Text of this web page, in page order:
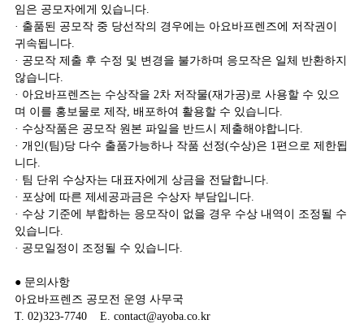
임은 공모자에게 있습니다.
· 출품된 공모작 중 당선작의 경우에는 아요바프렌즈에 저작권이
귀속됩니다.
· 공모작 제출 후 수정 및 변경을 불가하며 응모작은 일체 반환하지
않습니다.
· 아요바프렌즈는 수상작을 2차 저작물(재가공)로 사용할 수 있으
며 이를 홍보물로 제작, 배포하여 활용할 수 있습니다.
· 수상작품은 공모작 원본 파일을 반드시 제출해야합니다.
· 개인(팀)당 다수 출품가능하나 작품 선정(수상)은 1편으로 제한됩
니다.
· 팀 단위 수상자는 대표자에게 상금을 전달합니다.
· 포상에 따른 제세공과금은 수상자 부담입니다.
· 수상 기준에 부합하는 응모작이 없을 경우 수상 내역이 조정될 수
있습니다.
· 공모일정이 조정될 수 있습니다.
● 문의사항
아요바프렌즈 공모전 운영 사무국
T. 02)323-7740 E. contact@ayoba.co.kr